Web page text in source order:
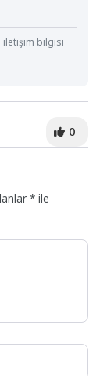
iletişim bilgisi
0
* ile